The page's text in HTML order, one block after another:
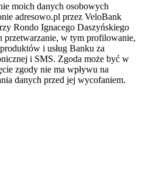
moich danych osobowych
adresowo.pl przez VeloBank
Rondo Ignacego Daszyńskiego
przetwarzanie, w tym profilowanie,
i usług Banku za
i SMS. Zgoda może być w
zgody nie ma wpływu na
danych przed jej wycofaniem.